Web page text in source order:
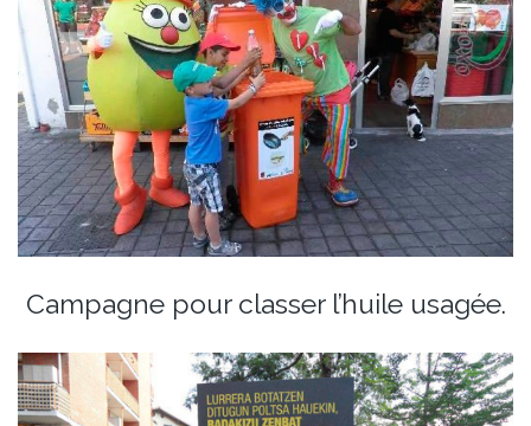
Campagne pour classer l’huile usagée.